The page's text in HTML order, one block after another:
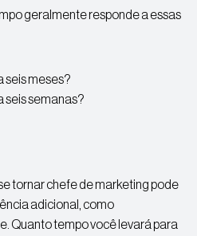
geralmente responde a essas
seis meses?
seis semanas?
tornar chefe de marketing pode
adicional, como
Quanto tempo você levará para